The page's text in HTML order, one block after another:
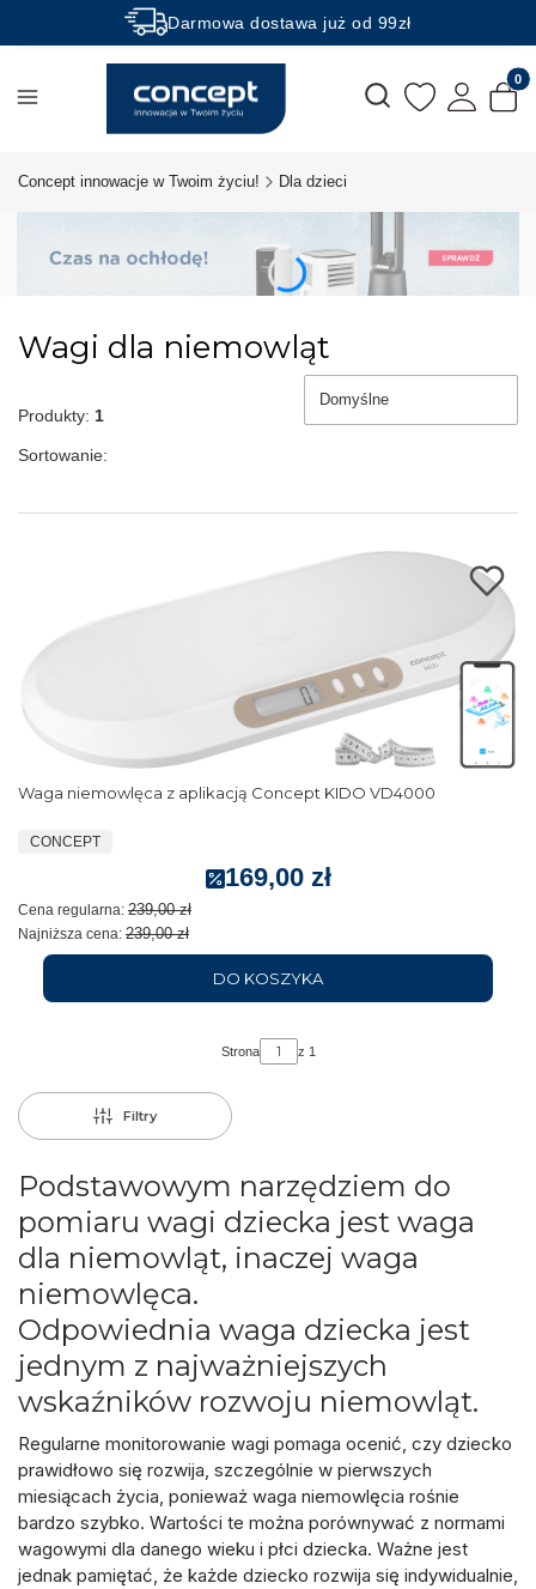
Darmowa dostawa już od 99zł
Rabaty -50% na wybrane produkty
Otwórz wyszukiwarkę
Concept innowacje w Twoim życiu! Dla dzieci
Wagi dla niemowląt
Produkty: 1
Sortowanie:
Domyślne
Waga niemowlęca z aplikacją Concept KIDO VD4000
CONCEPT
169,00 zł
Cena regularna: 239,00 zł
Najniższa cena: 239,00 zł
DO KOSZYKA
Strona z 1
Filtry
Podstawowym narzędziem do
pomiaru wagi dziecka jest waga
dla niemowląt, inaczej waga
niemowlęca.
Odpowiednia waga dziecka jest
jednym z najważniejszych
wskaźników rozwoju niemowląt.
Regularne monitorowanie wagi pomaga ocenić, czy dziecko
prawidłowo się rozwija, szczególnie w pierwszych
miesiącach życia, ponieważ waga niemowlęcia rośnie
bardzo szybko. Wartości te można porównywać z normami
wagowymi dla danego wieku i płci dziecka. Ważne jest
jednak pamiętać, że każde dziecko rozwija się indywidualnie,